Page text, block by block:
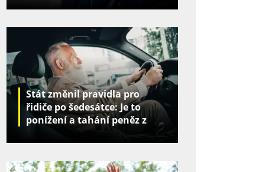
Stát změnil pravidla pro
řidiče po šedesátce: Je to
ponížení a tahání peněz z